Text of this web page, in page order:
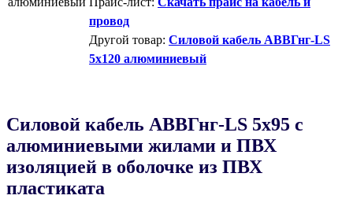
провод
Другой товар: Силовой кабель АВВГнг-LS
5х120 алюминиевый
Силовой кабель AВВГнг-LS 5х95 с
алюминиевыми жилами и ПВХ
изоляцией в оболочке из ПВХ
пластиката